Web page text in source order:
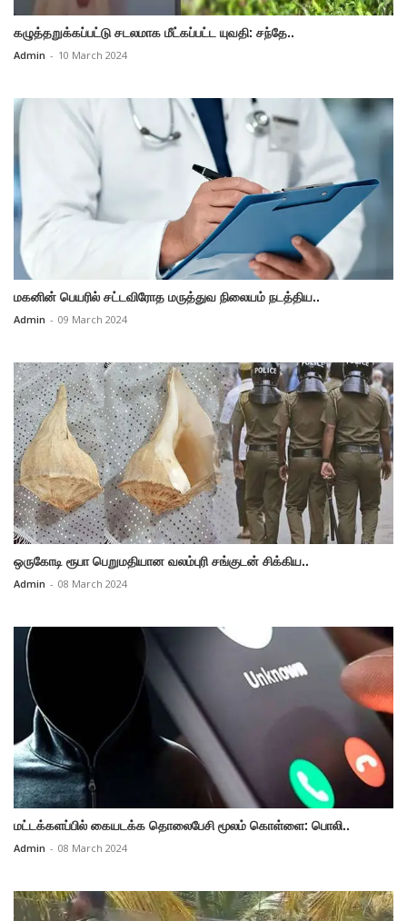
கழுத்தறுக்கப்பட்டு சடலமாக மீட்கப்பட்ட யுவதி: சந்தே..
Admin - 10 March 2024
மகனின் பெயரில் சட்டவிரோத மருத்துவ நிலையம் நடத்திய..
Admin - 09 March 2024
ஒருகோடி ரூபா பெறுமதியான வலம்புரி சங்குடன் சிக்கிய..
Admin - 08 March 2024
மட்டக்களப்பில் கையடக்க தொலைபேசி மூலம் கொள்ளை: பொலி..
Admin - 08 March 2024